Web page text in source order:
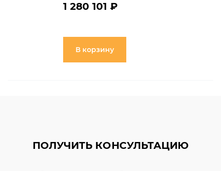
1 280 101 ₽
В корзину
ПОЛУЧИТЬ КОНСУЛЬТАЦИЮ